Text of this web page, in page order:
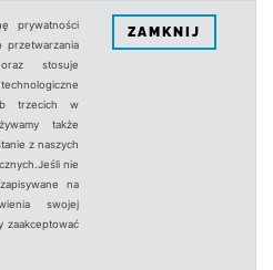
prywatności
przetwarzania
stosuje
trzecich w
także
z naszych
nie
na
swojej
zaakceptować
ZAMKNIJ